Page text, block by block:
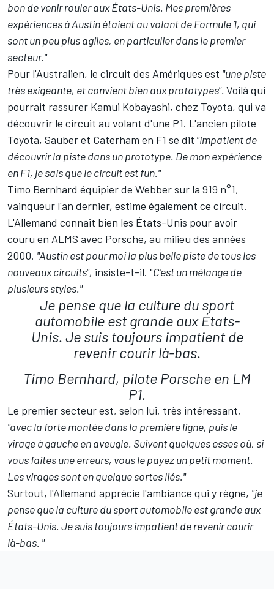
bon de venir rouler aux États-Unis. Mes premières
expériences à Austin étaient au volant de Formule 1, qui
sont un peu plus agiles, en particulier dans le premier
secteur."
Pour l'Australien, le circuit des Amériques est "une piste
très exigeante, et convient bien aux prototypes". Voilà qui
pourrait rassurer Kamui Kobayashi, chez Toyota, qui va
découvrir le circuit au volant d'une P1. L'ancien pilote
Toyota, Sauber et Caterham en F1 se dit "impatient de
découvrir la piste dans un prototype. De mon expérience
en F1, je sais que le circuit est fun."
Timo Bernhard équipier de Webber sur la 919 n°1,
vainqueur l'an dernier, estime également ce circuit.
L'Allemand connait bien les États-Unis pour avoir
couru en ALMS avec Porsche, au milieu des années
2000. "Austin est pour moi la plus belle piste de tous les
nouveaux circuits", insiste-t-il. "C'est un mélange de
plusieurs styles."
Je pense que la culture du sport
automobile est grande aux États-
Unis. Je suis toujours impatient de
revenir courir là-bas.
Timo Bernhard, pilote Porsche en LM
P1.
Le premier secteur est, selon lui, très intéressant,
"avec la forte montée dans la première ligne, puis le
virage à gauche en aveugle. Suivent quelques esses où, si
vous faites une erreurs, vous le payez un petit moment.
Les virages sont en quelque sortes liés."
Surtout, l'Allemand apprécie l'ambiance qui y règne, "je
pense que la culture du sport automobile est grande aux
États-Unis. Je suis toujours impatient de revenir courir
là-bas. "